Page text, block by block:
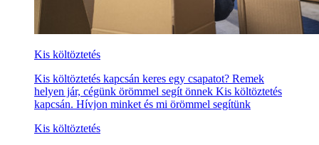
Kis költöztetés
Kis költöztetés kapcsán keres egy csapatot? Remek
helyen jár, cégünk örömmel segít önnek Kis költöztetés
kapcsán. Hívjon minket és mi örömmel segítünk
Kis költöztetés